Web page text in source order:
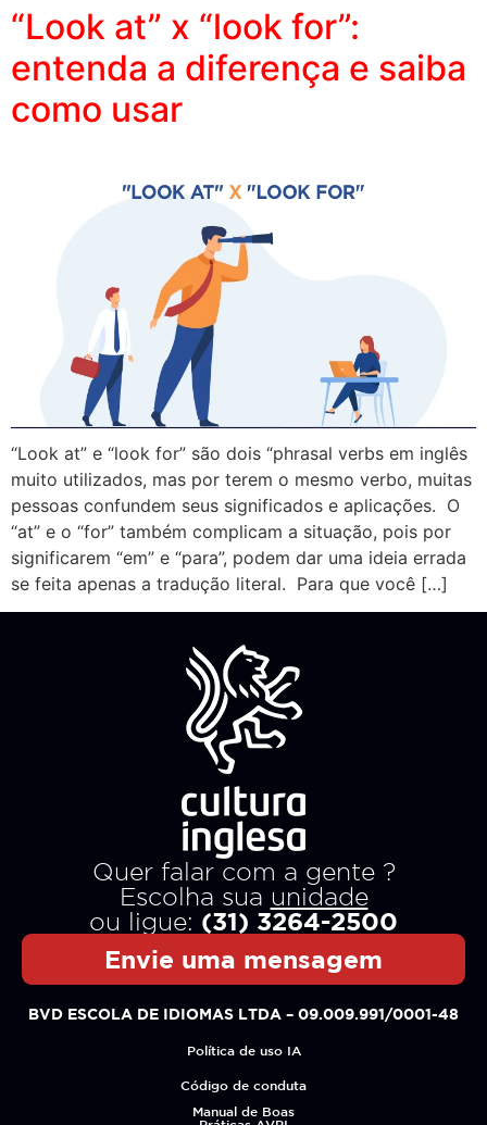
“Look at” x “look for”:
entenda a diferença e saiba
como usar
“Look at” e “look for” são dois “phrasal verbs em inglês
muito utilizados, mas por terem o mesmo verbo, muitas
pessoas confundem seus significados e aplicações. O
“at” e o “for” também complicam a situação, pois por
significarem “em” e “para”, podem dar uma ideia errada
se feita apenas a tradução literal. Para que você […]
Quer falar com a gente ?
Escolha sua unidade
ou ligue: (31) 3264-2500
Envie uma mensagem
BVD ESCOLA DE IDIOMAS LTDA – 09.009.991/0001-48
Política de uso IA
Código de conduta
Manual de Boas